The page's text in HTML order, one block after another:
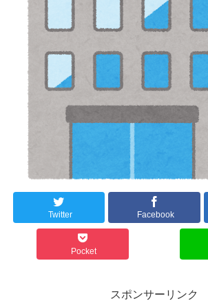
Twitter Facebook
Pocket
スポンサーリンク